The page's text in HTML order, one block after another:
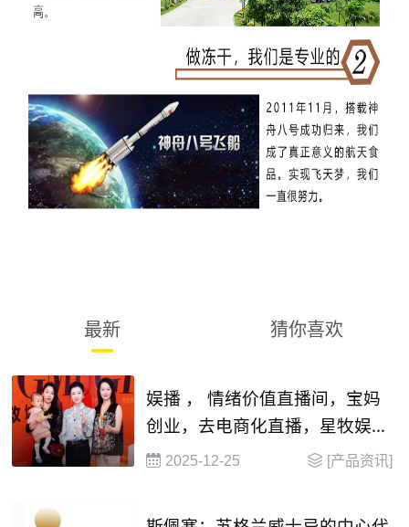
最新 猜你喜欢
娱播 ， 情绪价值直播间，宝妈
创业，去电商化直播，星牧娱播
mcn , 13338450520
2025-12-25 [产品资讯]